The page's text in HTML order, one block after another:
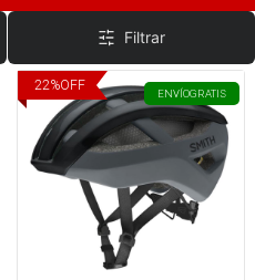
Filtrar
22%OFF
ENVÍOGRATIS